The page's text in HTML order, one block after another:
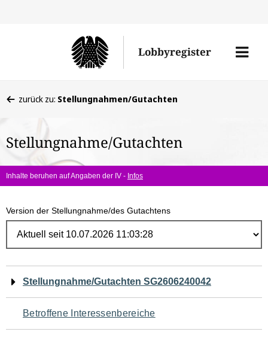
Lobbyregister
Menü
befinden
hier:
zurück zu: Stellungnahmen/Gutachten
Stellungnahme/Gutachten
Inhalte beruhen auf Angaben der IV - Infos
Version der Stellungnahme/des Gutachtens
Navigation
für
den
Stellungnahme/Gutachten SG2606240042
Betroffene Interessenbereiche